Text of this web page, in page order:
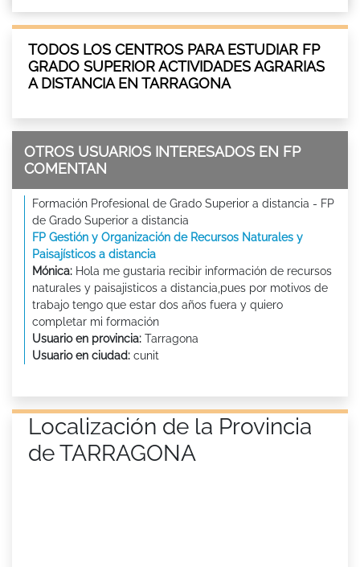
TODOS LOS CENTROS PARA ESTUDIAR FP
GRADO SUPERIOR ACTIVIDADES AGRARIAS
A DISTANCIA EN TARRAGONA
OTROS USUARIOS INTERESADOS EN FP
COMENTAN
Formación Profesional de Grado Superior a distancia - FP
de Grado Superior a distancia
FP Gestión y Organización de Recursos Naturales y
Paisajísticos a distancia
Mónica: Hola me gustaria recibir información de recursos
naturales y paisajisticos a distancia,pues por motivos de
trabajo tengo que estar dos años fuera y quiero
completar mi formación
Usuario en provincia: Tarragona
Usuario en ciudad: cunit
Localización de la Provincia
de TARRAGONA